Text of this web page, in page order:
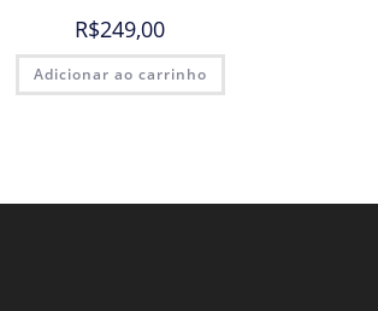
R$249,00
Adicionar ao carrinho